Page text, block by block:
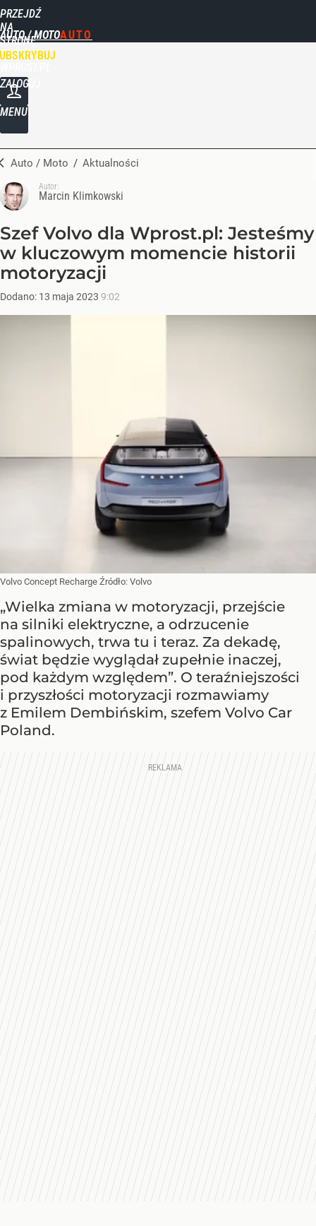
PRZEJDŹ
NA
STRONĘ
GŁÓWNĄ
AUTO / MOTO
ZALOGUJ
MENU
Auto / Moto / Aktualności
Autor:
Marcin Klimkowski
Szef Volvo dla Wprost.pl: Jesteśmy
w kluczowym momencie historii
motoryzacji
Dodano: 13 maja 2023 9:02
Volvo Concept Recharge Źródło: Volvo
„Wielka zmiana w motoryzacji, przejście
na silniki elektryczne, a odrzucenie
spalinowych, trwa tu i teraz. Za dekadę,
świat będzie wyglądał zupełnie inaczej,
pod każdym względem”. O teraźniejszości
i przyszłości motoryzacji rozmawiamy
z Emilem Dembińskim, szefem Volvo Car
Poland.